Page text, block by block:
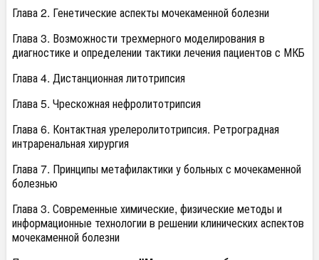
Глава 2. Генетические аспекты мочекаменной болезни
Глава 3. Возможности трехмерного моделирования в
диагностике и определении тактики лечения пациентов с МКБ
Глава 4. Дистанционная литотрипсия
Глава 5. Чрескожная нефролитотрипсия
Глава 6. Контактная урелеролитотрипсия. Ретроградная
интраренальная хирургия
Глава 7. Принципы метафилактики у больных с мочекаменной
болезнью
Глава 3. Современные химические, физические методы и
информационные технологии в решении клинических аспектов
мочекаменной болезни